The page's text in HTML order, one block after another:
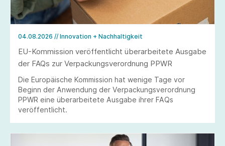
04.08.2026 // Innovation + Nachhaltigkeit
EU-Kommission veröffentlicht überarbeitete Ausgabe
der FAQs zur Verpackungsverordnung PPWR
Die Europäische Kommission hat wenige Tage vor
Beginn der Anwendung der Verpackungsverordnung
PPWR eine überarbeitete Ausgabe ihrer FAQs
veröffentlicht.